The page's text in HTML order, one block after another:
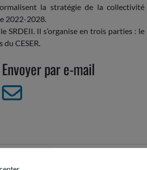
la stratégie de la collectivité
2022-2028.
SRDEII. Il s’organise en trois parties : le
CESER.
Envoyer par e-mail